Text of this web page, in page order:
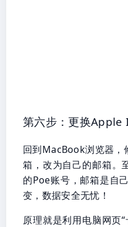
第六步：更换Apple
回到MacBook浏览器，
箱，改为自己的邮箱。
的Poe账号，邮箱是自
变，数据安全无忧！
原理就是利用电脑网页